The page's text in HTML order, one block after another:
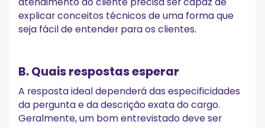
explicar conceitos técnicos de uma forma que
seja fácil de entender para os clientes.
B. Quais respostas esperar
A resposta ideal dependerá das especificidades
da pergunta e da descrição exata do cargo.
Geralmente, um bom entrevistado deve ser